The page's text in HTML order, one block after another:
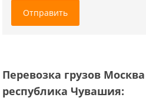
Отправить
Перевозка грузов
республика Чувашия: